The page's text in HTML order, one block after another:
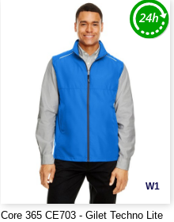
W1
Core 365 CE703 - Gilet Techno Lite